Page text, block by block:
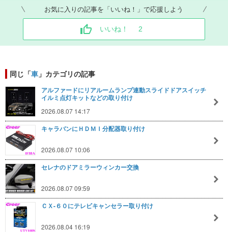
お気に入りの記事を「いいね！」で応援しよう
いいね！ 2
同じ「車 」カテゴリの記事
アルファードにリアルームランプ連動スライドドアスイッチ
イルミ点灯キットなどの取り付け
2026.08.07 14:17
キャラバンにＨＤＭＩ分配器取り付け
2026.08.07 10:06
セレナのドアミラーウィンカー交換
2026.08.07 09:59
ＣＸ-６０にテレビキャンセラー取り付け
2026.08.04 16:19